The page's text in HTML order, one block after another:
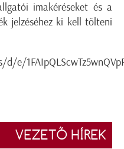
imakéréseket és a
jelzéséhez ki kell tölteni
e/
VEZETŐ HÍREK